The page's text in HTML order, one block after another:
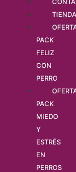
TIENDA
PACK
FELIZ
CON
PERRO
PACK
MIEDO
Y
ESTRÉS
EN
PERROS